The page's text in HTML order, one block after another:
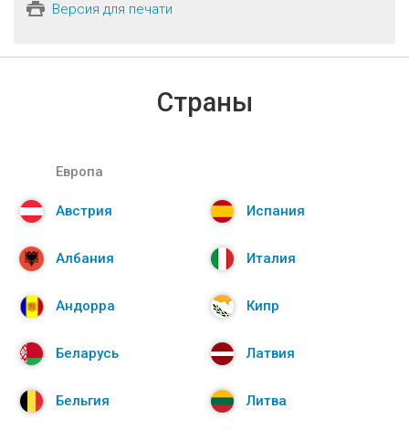
Версия для печати
Страны
Европа
Австрия
Албания
Андорра
Беларусь
Бельгия
Испания
Италия
Кипр
Латвия
Литва